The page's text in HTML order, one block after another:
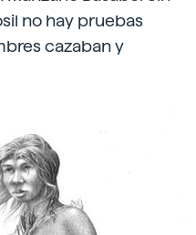
no hay pruebas
cazaban y